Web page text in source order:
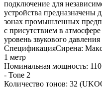
подключение для
устройства предназначены
зонах промышленных
с присутствием в
уровень звукового
СпецификацияСирена:
1 метр
Номинальная мощность:
- Tone 2
Количество тонов: 32